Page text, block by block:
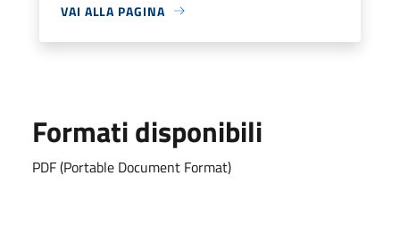
VAI ALLA PAGINA
Formati disponibili
PDF (Portable Document Format)